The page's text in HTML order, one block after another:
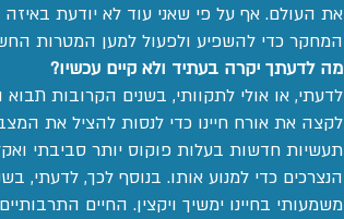
את העולם. אף על פי שאני עוד לא יודעת
המחקר כדי להשפיע ולפעול למען המטרות
מה לדעתך יקרה בעתיד ולא קיים עכשיו?
לדעתי, או אולי לתקוותי, בשנים הקרובות
לקצה את אורח חיינו כדי לנסות להציל את
תעשיות חדשות בעלות פוקוס יותר סביבתי
הנצרכים כדי למנוע אותו. בנוסף לכך,
משמעותי בחיינו ימשיך ויקצין. החיים